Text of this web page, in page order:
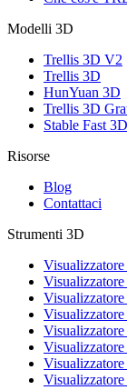
Modelli 3D
Trellis 3D V2
Trellis 3D
HunYuan 3D
Trellis 3D
Stable Fast 3D
Risorse
Blog
Contattaci
Strumenti 3D